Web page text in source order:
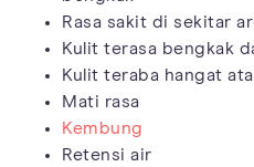
Rasa sakit di sekitar
Kulit terasa bengkak
Kulit teraba hangat
Mati rasa
Kembung
Retensi air